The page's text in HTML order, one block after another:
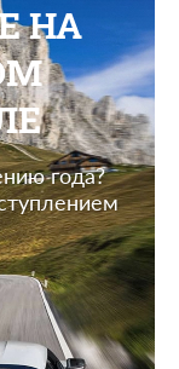
НА
года?